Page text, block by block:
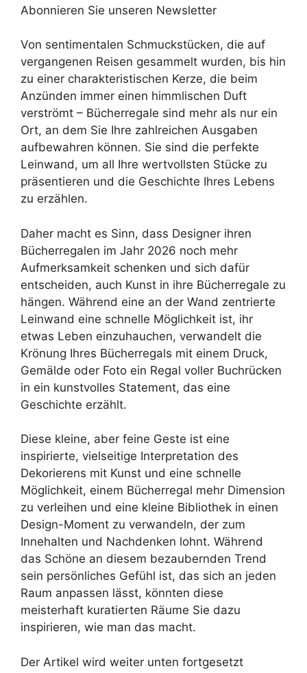
Abonnieren Sie unseren Newsletter
Von sentimentalen Schmuckstücken, die auf
vergangenen Reisen gesammelt wurden, bis hin
zu einer charakteristischen Kerze, die beim
Anzünden immer einen himmlischen Duft
verströmt – Bücherregale sind mehr als nur ein
Ort, an dem Sie Ihre zahlreichen Ausgaben
aufbewahren können. Sie sind die perfekte
Leinwand, um all Ihre wertvollsten Stücke zu
präsentieren und die Geschichte Ihres Lebens
zu erzählen.
Daher macht es Sinn, dass Designer ihren
Bücherregalen im Jahr 2026 noch mehr
Aufmerksamkeit schenken und sich dafür
entscheiden, auch Kunst in ihre Bücherregale zu
hängen. Während eine an der Wand zentrierte
Leinwand eine schnelle Möglichkeit ist, ihr
etwas Leben einzuhauchen, verwandelt die
Krönung Ihres Bücherregals mit einem Druck,
Gemälde oder Foto ein Regal voller Buchrücken
in ein kunstvolles Statement, das eine
Geschichte erzählt.
Diese kleine, aber feine Geste ist eine
inspirierte, vielseitige Interpretation des
Dekorierens mit Kunst und eine schnelle
Möglichkeit, einem Bücherregal mehr Dimension
zu verleihen und eine kleine Bibliothek in einen
Design-Moment zu verwandeln, der zum
Innehalten und Nachdenken lohnt. Während
das Schöne an diesem bezaubernden Trend
sein persönliches Gefühl ist, das sich an jeden
Raum anpassen lässt, könnten diese
meisterhaft kuratierten Räume Sie dazu
inspirieren, wie man das macht.
Der Artikel wird weiter unten fortgesetzt